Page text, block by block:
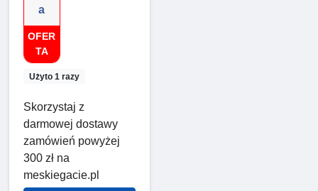
a
OFER
TA
Użyto 1 razy
Skorzystaj z
darmowej dostawy
zamówień powyżej
300 zł na
meskiegacie.pl